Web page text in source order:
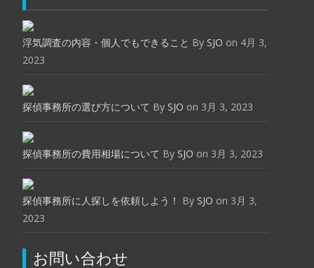
浮気調査の内容・個人でもできること By SJO on 4月 3,
2023
探偵事務所の選び方について By SJO on 3月 3, 2023
探偵事務所の費用相場について By SJO on 3月 3, 2023
探偵事務所に人探しを依頼しよう！ By SJO on 3月 3,
2023
お問い合わせ